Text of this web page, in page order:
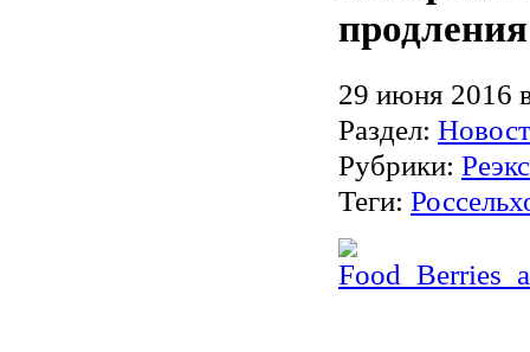
29 июня 2016
Раздел:
Рубрики:
Теги: